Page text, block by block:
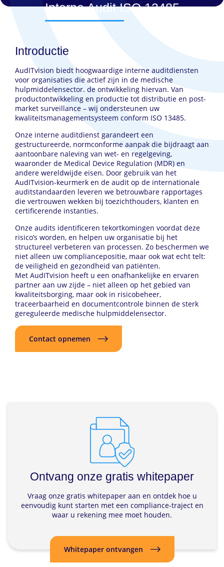
Interne Audit ISO 13485
Introductie
AudITvision biedt hoogwaardige interne auditdiensten
voor organisaties die actief zijn in de medische
hulpmiddelensector. de ontwikkeling hiervan. Van
productontwikkeling en productie tot distributie en post-
market surveillance – wij ondersteunen uw
kwaliteitsmanagementsysteem conform ISO 13485.
Onze interne auditdienst garandeert een
gestructureerde, normconforme aanpak die bijdraagt aan
aantoonbare naleving van wet- en regelgeving,
waaronder de Medical Device Regulation (MDR) en
andere wereldwijde eisen. Door gebruik van het
AudITvision-keurmerk en de audit op de internationale
auditstandaarden leveren we betrouwbare rapportages
die vertrouwen wekken bij toezichthouders, klanten en
certificerende instanties.
Onze audits identificeren tekortkomingen voordat deze
risico’s worden, en helpen uw organisatie bij het
structureel verbeteren van processen. Zo beschermen we
niet alleen uw compliancepositie, maar ook wat echt telt:
de veiligheid en gezondheid van patiënten.
Met AudITvision heeft u een onafhankelijke en ervaren
partner aan uw zijde – niet alleen op het gebied van
kwaliteitsborging, maar ook in risicobeheer,
traceerbaarheid en documentcontrole binnen de sterk
gereguleerde medische hulpmiddelensector.
Contact opnemen
Ontvang onze gratis whitepaper
Vraag onze gratis whitepaper aan en ontdek hoe u
eenvoudig kunt starten met een compliance-traject en
waar u rekening mee moet houden.
Whitepaper ontvangen